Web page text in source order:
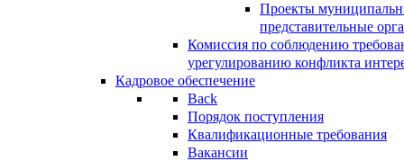
Проекты
представительные
Комиссия по соблюдению
урегулированию конфликта
Кадровое обеспечение
Back
Порядок поступления
Квалификационные требования
Вакансии